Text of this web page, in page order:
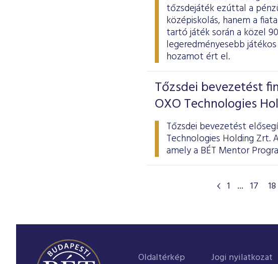
tőzsdejáték ezúttal a
középiskolás, hanem a
tartó játék során a közel
legeredményesebb
hozamot ért el.
Tőzsdei bevezetést
OXO Technologies
Tőzsdei bevezetést
Technologies Holding Zrt.
amely a BÉT Mentor
1 ... 17 18
Oldaltérkép Jogi nyilatkozat